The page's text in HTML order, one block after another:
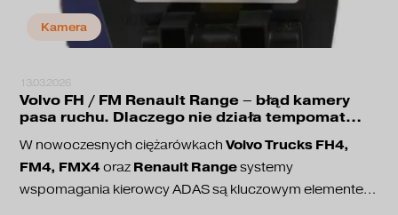
Kamera
13.03.2026
Volvo FH / FM Renault Range – błąd kamery
pasa ruchu. Dlaczego nie działa tempomat
W nowoczesnych ciężarówkachVolvo Trucks FH4,
FM4, FMX4 oraz Renault Rangesystemy
wspomagania kierowcy ADAS są kluczowym elementem